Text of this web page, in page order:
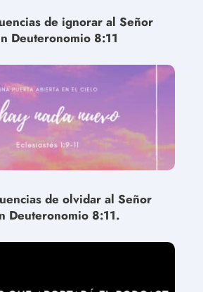
de ignorar al Señor
Deuteronomio 8:11
de olvidar al Señor
Deuteronomio 8:11.